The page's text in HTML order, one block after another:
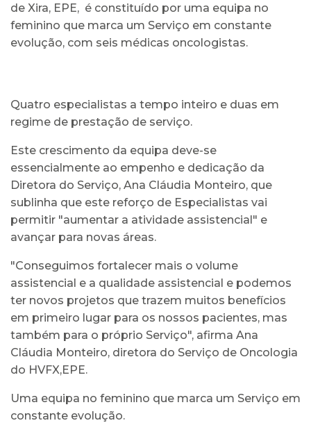
de Xira, EPE, é constituído por uma equipa no
feminino que marca um Serviço em constante
evolução, com seis médicas oncologistas.
Quatro especialistas a tempo inteiro e duas em
regime de prestação de serviço.
Este crescimento da equipa deve-se
essencialmente ao empenho e dedicação da
Diretora do Serviço, Ana Cláudia Monteiro, que
sublinha que este reforço de Especialistas vai
permitir "aumentar a atividade assistencial" e
avançar para novas áreas.
"Conseguimos fortalecer mais o volume
assistencial e a qualidade assistencial e podemos
ter novos projetos que trazem muitos benefícios
em primeiro lugar para os nossos pacientes, mas
também para o próprio Serviço", afirma Ana
Cláudia Monteiro, diretora do Serviço de Oncologia
do HVFX,EPE.
Uma equipa no feminino que marca um Serviço em
constante evolução.